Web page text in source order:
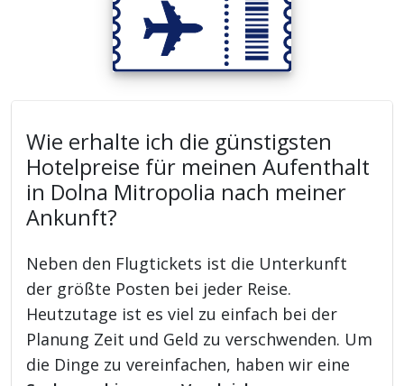
Wie erhalte ich die günstigsten
Hotelpreise für meinen Aufenthalt
in Dolna Mitropolia nach meiner
Ankunft?
Neben den Flugtickets ist die Unterkunft
der größte Posten bei jeder Reise.
Heutzutage ist es viel zu einfach bei der
Planung Zeit und Geld zu verschwenden. Um
die Dinge zu vereinfachen, haben wir eine